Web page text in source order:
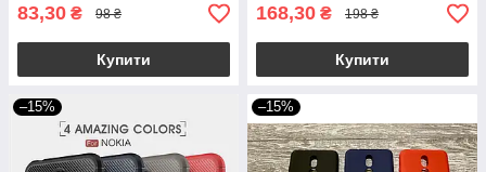
83,30 ₴ 98 ₴
Купити
168,30 ₴ 198 ₴
Купити
–15% –15%